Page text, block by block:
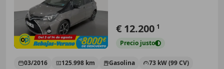
€ 12.200 1
Precio justo
03/2016 125.998 km Gasolina
73 kW (99 CV)